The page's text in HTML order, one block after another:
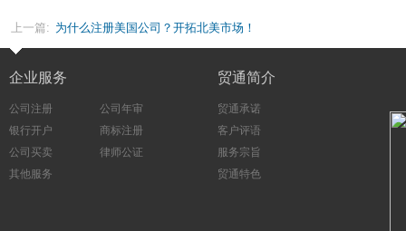
上一篇: ‌为什么注册美国公司？开拓北美市场！
企业服务
公司注册
公司年审
银行开户
商标注册
公司买卖
律师公证
其他服务
贸通简介
贸通承诺
客户评语
服务宗旨
贸通特色